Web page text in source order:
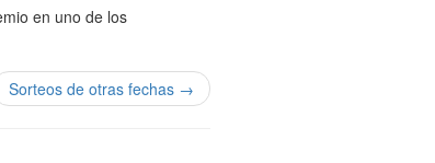
en uno de los
Sorteos de otras fechas →